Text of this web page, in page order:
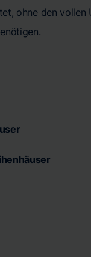
ohne den vollen